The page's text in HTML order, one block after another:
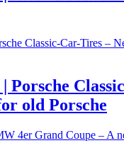
Porsche
old Porsche